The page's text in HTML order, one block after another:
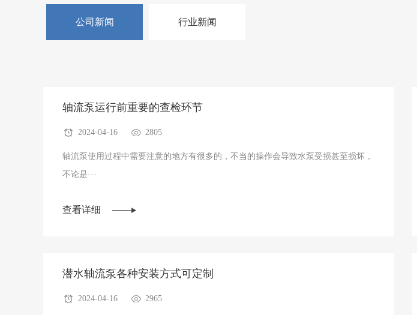
公司新闻 行业新闻
轴流泵运行前重要的查检环节
2024-04-16 2805
轴流泵使用过程中需要注意的地方有很多的，不当的操作会导致水泵受损甚至损坏，
不论是···
查看详细
潜水轴流泵各种安装方式可定制
2024-04-16 2965